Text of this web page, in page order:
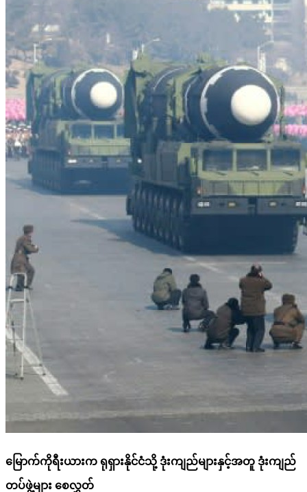
မြောက်ကိုရီးယားက ရုရှားနိုင်ငံသို့ ဒုံးကျည်များနှင့်အတူ ဒုံးကျည်
တပ်ဖွဲ့များ စေလွှတ်